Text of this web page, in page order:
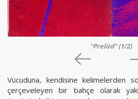
"Prelüd" (1/2)
Vücuduna, kendisine kelimelerden
çerçeveleyen bir bahçe olarak